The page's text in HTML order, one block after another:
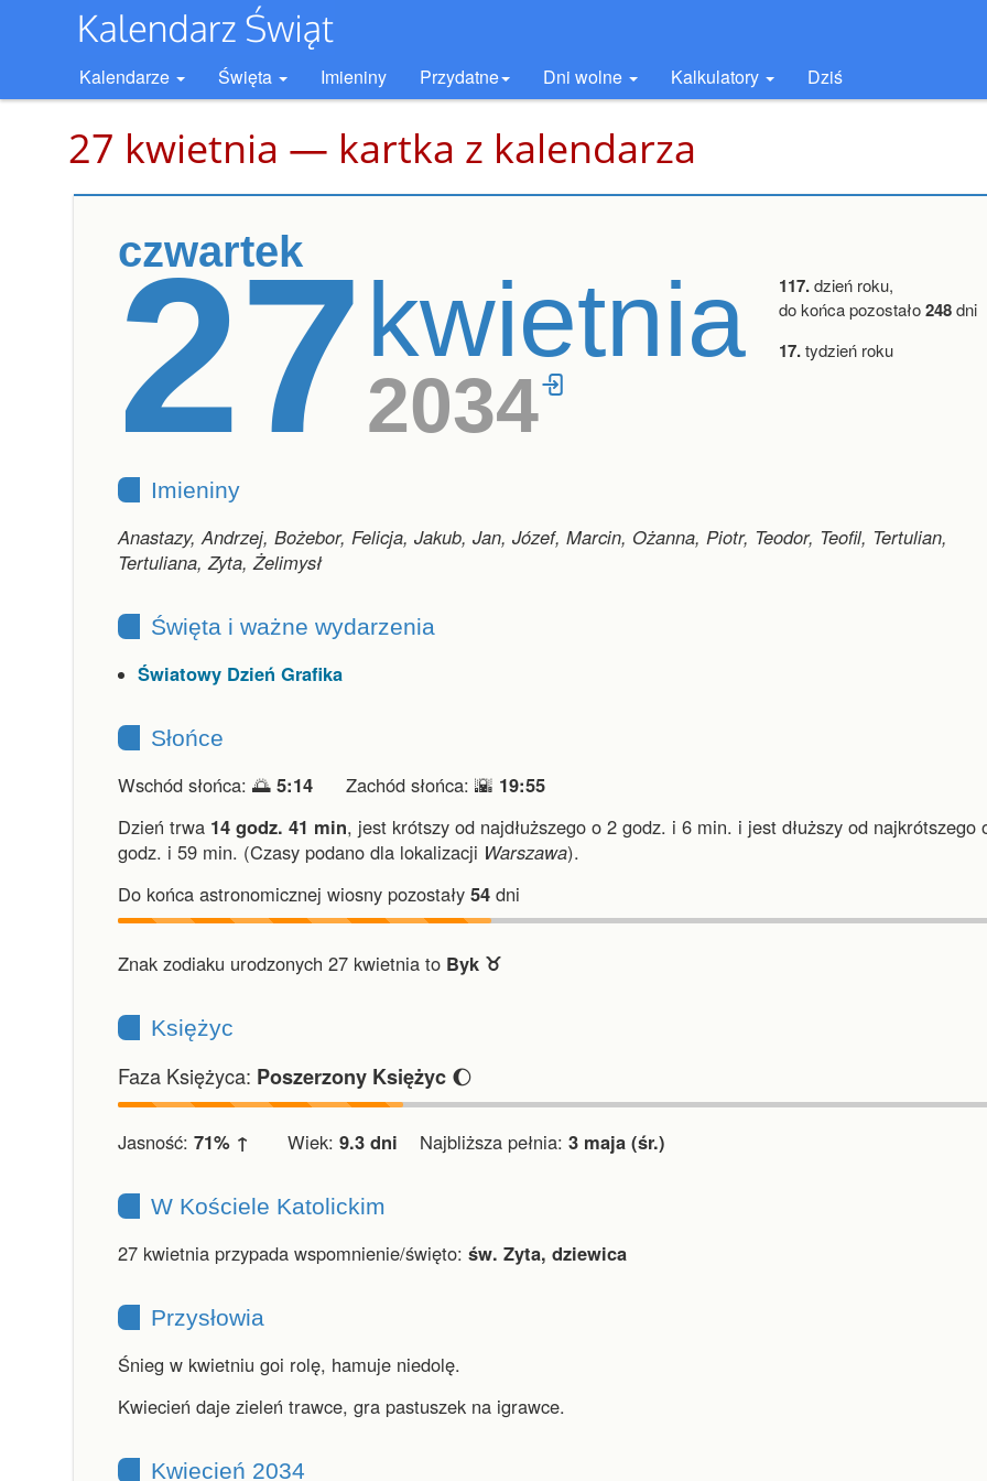
Kalendarze Święta Imieniny Przydatne Dni wolne Kalkulatory Dziś
27 kwietnia — kartka z kalendarza
czwartek
27kwietnia
2034
117.dzień roku,
do końca pozostało248dni
17.tydzień roku
Imieniny
Anastazy, Andrzej, Bożebor, Felicja, Jakub, Jan, Józef, Marcin, Ożanna, Piotr, Teodor, Teofil, Tertulian,
Tertuliana, Zyta, Żelimysł
Święta i ważne wydarzenia
Światowy Dzień Grafika
Słońce
Wschód słońca: 🌅 5:14 Zachód słońca: 🌇 19:55
Dzień trwa 14 godz. 41 min, jest krótszy od najdłuższego o 2 godz. i 6 min. i jest dłuższy od najkrótszego
godz. i 59 min. (Czasy podano dla lokalizacji Warszawa).
Do końca astronomicznej wiosny pozostały 54 dni
Znak zodiaku urodzonych 27 kwietnia to Byk ♉︎
Księżyc
Faza Księżyca: Poszerzony Księżyc 🌔
Jasność: 71% ↑ Wiek: 9.3 dni Najbliższa pełnia: 3 maja (śr.)
W Kościele Katolickim
27 kwietnia przypada wspomnienie/święto: św. Zyta, dziewica
Przysłowia
Śnieg w kwietniu goi rolę, hamuje niedolę.
Kwiecień daje zieleń trawce, gra pastuszek na igrawce.
Kwiecień 2034